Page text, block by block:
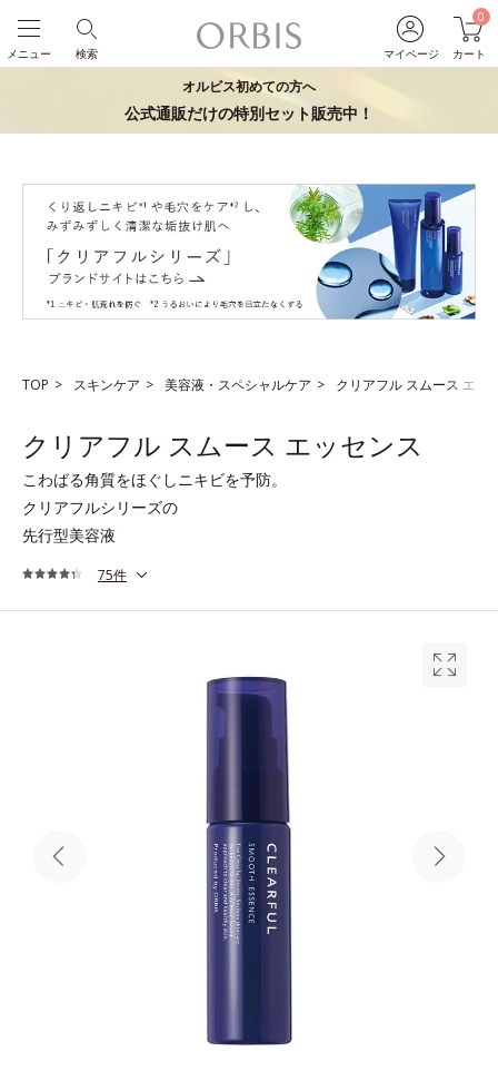
マイページ
0
カート
検索
メニュー
オルビス初めての方へ
公式通販だけの特別セット販売中！
TOP スキンケア 美容液・スペシャルケア クリアフル スムース エッ
クリアフル スムース エッセンス
こわばる角質をほぐしニキビを予防。
クリアフルシリーズの
先行型美容液
75件